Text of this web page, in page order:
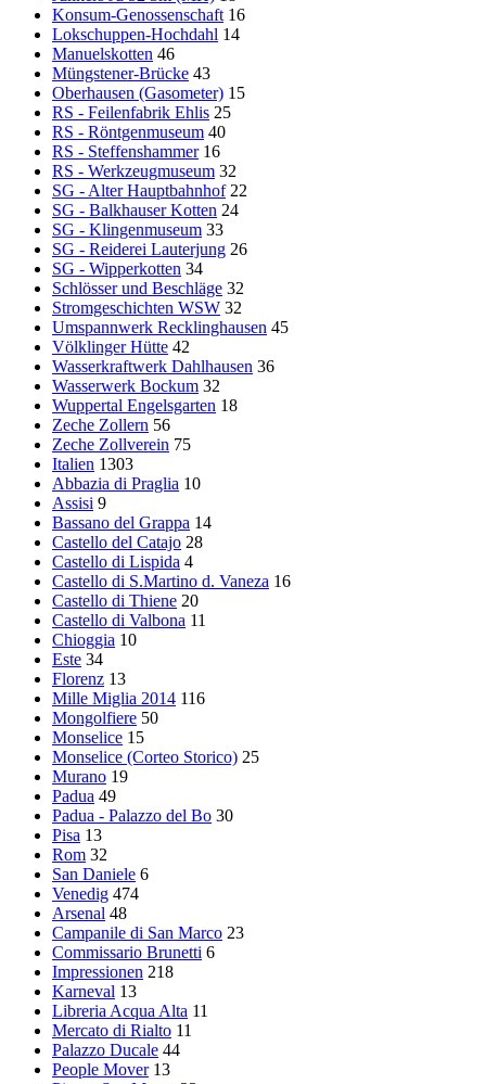
Konsum-Genossenschaft 16
Lokschuppen-Hochdahl 14
Manuelskotten 46
Müngstener-Brücke 43
Oberhausen (Gasometer) 15
RS - Feilenfabrik Ehlis 25
RS - Röntgenmuseum 40
RS - Steffenshammer 16
RS - Werkzeugmuseum 32
SG - Alter Hauptbahnhof 22
SG - Balkhauser Kotten 24
SG - Klingenmuseum 33
SG - Reiderei Lauterjung 26
SG - Wipperkotten 34
Schlösser und Beschläge 32
Stromgeschichten WSW 32
Umspannwerk Recklinghausen 45
Völklinger Hütte 42
Wasserkraftwerk Dahlhausen 36
Wasserwerk Bockum 32
Wuppertal Engelsgarten 18
Zeche Zollern 56
Zeche Zollverein 75
Italien 1303
Abbazia di Praglia 10
Assisi 9
Bassano del Grappa 14
Castello del Catajo 28
Castello di Lispida 4
Castello di S.Martino d. Vaneza 16
Castello di Thiene 20
Castello di Valbona 11
Chioggia 10
Este 34
Florenz 13
Mille Miglia 2014 116
Mongolfiere 50
Monselice 15
Monselice (Corteo Storico) 25
Murano 19
Padua 49
Padua - Palazzo del Bo 30
Pisa 13
Rom 32
San Daniele 6
Venedig 474
Arsenal 48
Campanile di San Marco 23
Commissario Brunetti 6
Impressionen 218
Karneval 13
Libreria Acqua Alta 11
Mercato di Rialto 11
Palazzo Ducale 44
People Mover 13